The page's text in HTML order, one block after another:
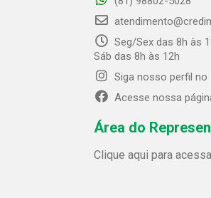
Seg/Sex das 8h às
Sáb das 8h às 12h
Siga nosso perfil no
Acesse nossa
Área do
Clique aqui para